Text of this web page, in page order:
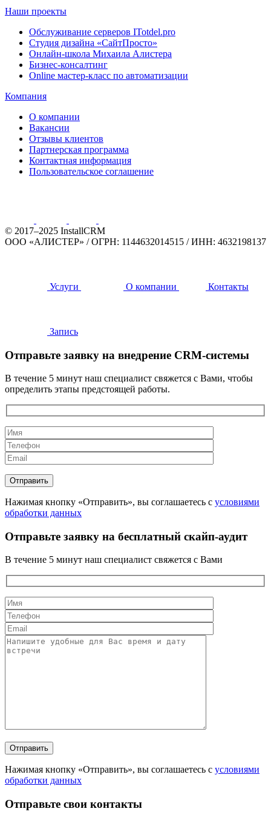
Наши проекты
Обслуживание серверов ITotdel.pro
Студия дизайна «СайтПросто»
Онлайн-школа Михаила Алистера
Бизнес-консалтинг
Online мастер-класс по автоматизации
Компания
О компании
Вакансии
Отзывы клиентов
Партнерская программа
Контактная информация
Пользовательское соглашение
© 2017–2025 InstallCRM
ООО «АЛИСТЕР» /ОГРН: 1144632014515 /ИНН: 4632198137
Услуги О компании Контакты
Запись
Отправьте заявку на внедрение CRM-системы
В течение 5 минут наш специалист свяжется с Вами, чтобы
определить этапы предстоящей работы.
Нажимая кнопку «Отправить», вы соглашаетесь с условиями
обработки данных
Отправьте заявку на бесплатный скайп-аудит
В течение 5 минут наш специалист свяжется с Вами
Нажимая кнопку «Отправить», вы соглашаетесь с условиями
обработки данных
Отправьте свои контакты